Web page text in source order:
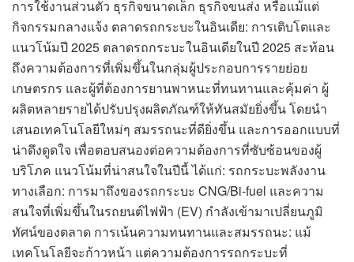
การใช้งานส่วนตัว ธุรกิจขนาดเล็ก ธุรกิจขนส่ง หรือแม้แต่
กิจกรรมกลางแจ้ง ตลาดรถกระบะในอินเดีย: การเติบโตและ
แนวโน้มปี 2025 ตลาดรถกระบะในอินเดียในปี 2025 สะท้อน
ถึงความต้องการที่เพิ่มขึ้นในกลุ่มผู้ประกอบการรายย่อย
เกษตรกร และผู้ที่ต้องการยานพาหนะที่ทนทานและคุ้มค่า ผู้
ผลิตหลายรายได้ปรับปรุงผลิตภัณฑ์ให้ทันสมัยยิ่งขึ้น โดยนำ
เสนอเทคโนโลยีใหม่ๆ สมรรถนะที่ดียิ่งขึ้น และการออกแบบที่
น่าดึงดูดใจ เพื่อตอบสนองต่อความต้องการที่ซับซ้อนของผู้
บริโภค แนวโน้มที่น่าสนใจในปีนี้ ได้แก่: รถกระบะพลังงาน
ทางเลือก: การมาถึงของรถกระบะ CNG/Bi-fuel และความ
สนใจที่เพิ่มขึ้นในรถยนต์ไฟฟ้า (EV) กำลังเข้ามาเปลี่ยนภูมิ
ทัศน์ของตลาด การเน้นความทนทานและสมรรถนะ: แม้
เทคโนโลยีจะก้าวหน้า แต่ความต้องการรถกระบะที่